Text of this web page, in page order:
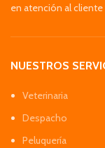
en atención al
NUESTROS
Veterinaria
Despacho
Peluquería